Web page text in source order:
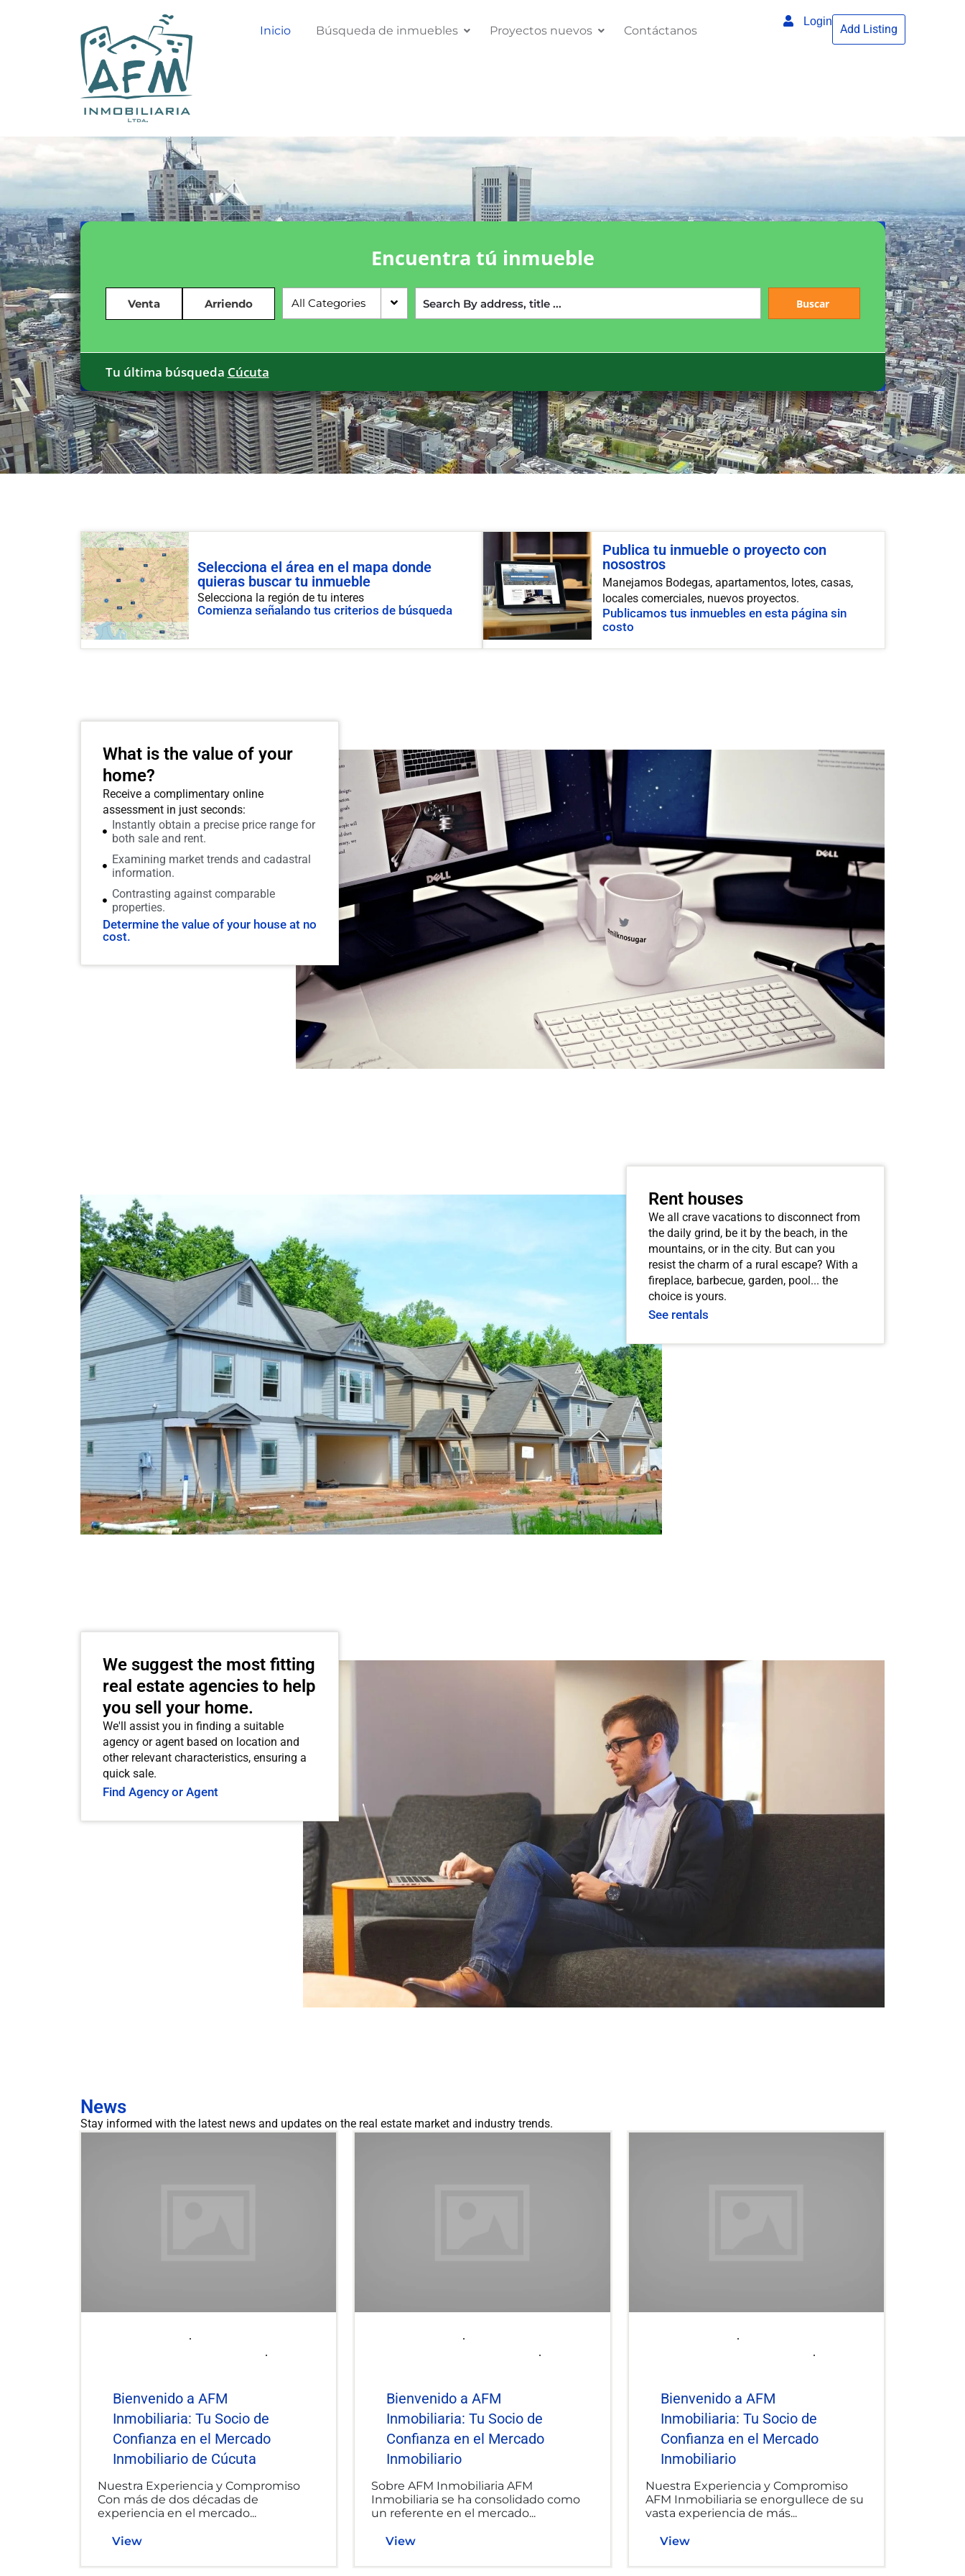
Inicio Búsqueda de inmuebles Proyectos nuevos Contáctanos
Login
Add Listing
Encuentra tú inmueble
Venta Arriendo All Categories
Tu última búsqueda Cúcuta
Selecciona el área en el mapa donde
quieras buscar tu inmueble
Selecciona la región de tu interes
Comienza señalando tus criterios de búsqueda
Publica tu inmueble o proyecto con
nosostros
Manejamos Bodegas, apartamentos, lotes, casas,
locales comerciales, nuevos proyectos.
Publicamos tus inmuebles en esta página sin
costo
What is the value of your
home?
Receive a complimentary online
assessment in just seconds:
Instantly obtain a precise price range for
both sale and rent.
Examining market trends and cadastral
information.
Contrasting against comparable
properties.
Determine the value of your house at no
cost.
Rent houses
We all crave vacations to disconnect from
the daily grind, be it by the beach, in the
mountains, or in the city. But can you
resist the charm of a rural escape? With a
fireplace, barbecue, garden, pool... the
choice is yours.
See rentals
We suggest the most fitting
real estate agencies to help
you sell your home.
We'll assist you in finding a suitable
agency or agent based on location and
other relevant characteristics, ensuring a
quick sale.
Find Agency or Agent
News
Stay informed with the latest news and updates on the real estate market and industry trends.
Bienvenido a AFM
Inmobiliaria: Tu Socio de
Confianza en el Mercado
Inmobiliario de Cúcuta
Nuestra Experiencia y Compromiso
Con más de dos décadas de
experiencia en el mercado...
View
Bienvenido a AFM
Inmobiliaria: Tu Socio de
Confianza en el Mercado
Inmobiliario
Sobre AFM Inmobiliaria AFM
Inmobiliaria se ha consolidado como
un referente en el mercado...
View
Bienvenido a AFM
Inmobiliaria: Tu Socio de
Confianza en el Mercado
Inmobiliario
Nuestra Experiencia y Compromiso
AFM Inmobiliaria se enorgullece de su
vasta experiencia de más...
View